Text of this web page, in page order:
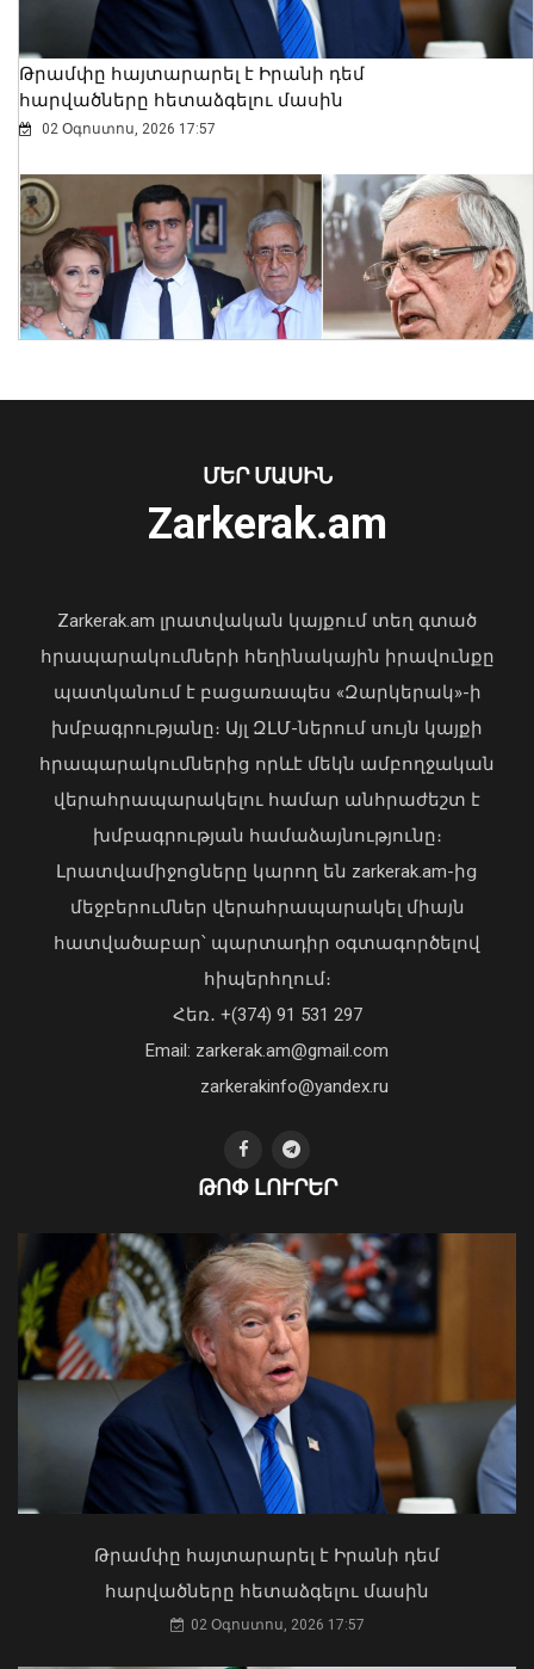
Ինչպե՞ս է շոգն ազդում սրտի վրա և
ինչպես պաշտպանվել. ԱՆ-ի
խորհուրդները
05 Օգոստոս, 2026 23:17
Ռաիսա Մկրտչյանի
ծախսերը փոխհատուցելու
նպատակով ԿԳՄՍՆ-ին կհատկացվի
1,697.0 հազար դրամ
Գազամատակարարման պլանային
Ստեփանավան, Գյումրի քաղաքների
մի շարք հասցեներում
05 Օգոստոս, 2026 22:36
Թրամփը հայտարարել է Իրանի դեմ
հարվածները հետաձգելու մասին
02 Օգոստոս, 2026 17:57
«Պարտվեցինք դաժան հիվանդության
04 Օգոստոս, 2026 19:12
Վարչապետ Փաշինյանն այցելել է
«ԷԼԵՎԵՅԹ ԷՅԱՅ» արհեստական
բանականության գործարան
Ի՞նչ ուղերձ էր ոտքի չկանգնելը.
Աղաջանյանը` ընդդիմությանը
ՄԵՐ ՄԱՍԻՆ
Zarkerak.am
Zarkerak.am լրատվական կայքում տեղ գտած
հրապարակումների հեղինակային իրավունքը
պատկանում է բացառապես «Զարկերակ»-ի
խմբագրությանը։ Այլ ԶԼՄ-ներում սույն կայքի
հրապարակումներից որևէ մեկն ամբողջական
վերահրապարակելու համար անհրաժեշտ է
խմբագրության համաձայնությունը։
Լրատվամիջոցները կարող են zarkerak.am-ից
մեջբերումներ վերահրապարակել միայն
հատվածաբար՝ պարտադիր օգտագործելով
հիպերհղում։
Հեռ․ +(374) 91 531 297
Email: zarkerak.am@gmail.com
zarkerakinfo@yandex.ru
ԹՈՓ ԼՈՒՐԵՐ
Թրամփը հայտարարել է Իրանի դեմ
հարվածները հետաձգելու մասին
02 Օգոստոս, 2026 17:57